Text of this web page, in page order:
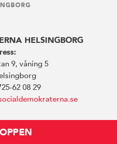
HELSINGBORG
9, våning 5
62 08 29